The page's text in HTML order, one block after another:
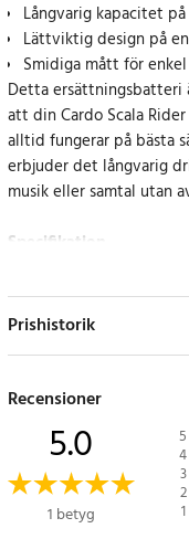
Långvarig kapacitet
Lättviktig design på
Smidiga mått för
Detta ersättningsbatteri
att din Cardo Scala Rider
alltid fungerar på bästa
erbjuder det långvarig
musik eller samtal utan
Specifikation
- Spänning: 3.7V
- Typ: Li-Polymer
Cardo Scala Rider
Cardo SRPT0102
Delnummer
Prishistorik
Recensioner
5.0
1 betyg
5
4
3
2
1